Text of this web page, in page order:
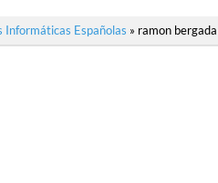
Españolas » ramon bergada